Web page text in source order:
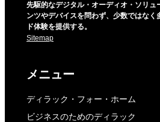
先駆的なデジタル・オーディオ・ソリュ
ンツやデバイスを問わず、少数ではなく
ド体験を提供する。
Sitemap
メニュー
ディラック・フォー・ホーム
ビジネスのためのディラック